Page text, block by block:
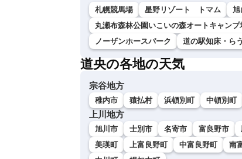
札幌競馬場 星野リゾート トマム 旭
丸瀬布森林公園いこいの森オートキャンプ
ノーザンホースパーク
道の駅知床・ら
道央の各地の天気
宗谷地方
稚内市 猿払村 浜頓別町 中頓別町
上川地方
旭川市 士別市 名寄市 富良野市
美瑛町
上富良野町 中富良野町 南